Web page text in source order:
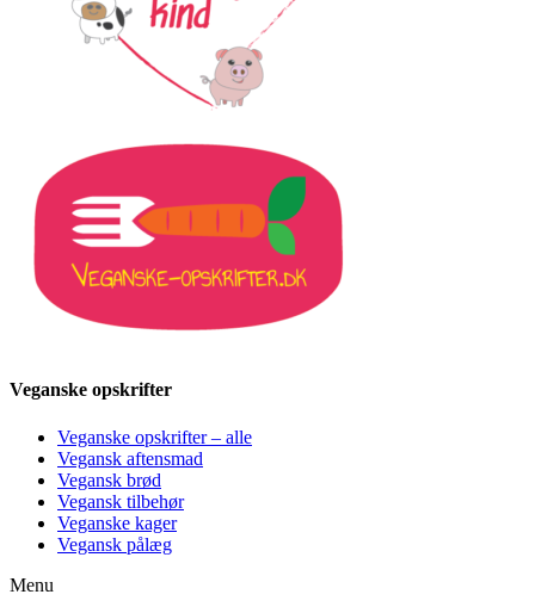
Veganske opskrifter
Veganske opskrifter – alle
Vegansk aftensmad
Vegansk brød
Vegansk tilbehør
Veganske kager
Vegansk pålæg
Menu